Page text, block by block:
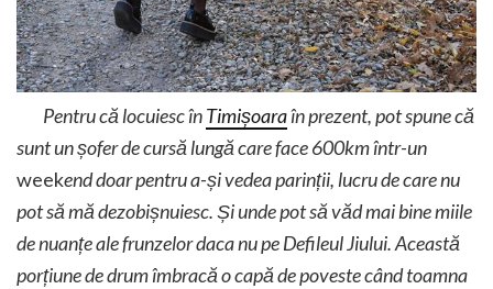
Pentru că locuiesc înTimișoaraîn prezent, pot spune că
sunt un șofer de cursă lungă care face 600km într-un
weekend doar pentru a-și vedea parinții, lucru de care nu
pot să mă dezobișnuiesc. Și unde pot să văd mai bine miile
de nuanțe ale frunzelor daca nu pe Defileul Jiului. Această
porțiune de drum îmbracă o capă de poveste când toamna